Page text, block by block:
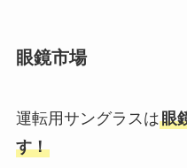
眼鏡市場
運転用サングラスは眼
す！